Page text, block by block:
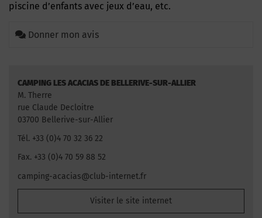
piscine d’enfants avec jeux d’eau, etc.
Donner mon avis
CAMPING LES ACACIAS DE BELLERIVE-SUR-ALLIER
M. Therre
rue Claude Decloitre
03700 Bellerive-sur-Allier
Tél. +33 (0)4 70 32 36 22
Fax. +33 (0)4 70 59 88 52
camping-acacias@club-internet.fr
Visiter le site internet